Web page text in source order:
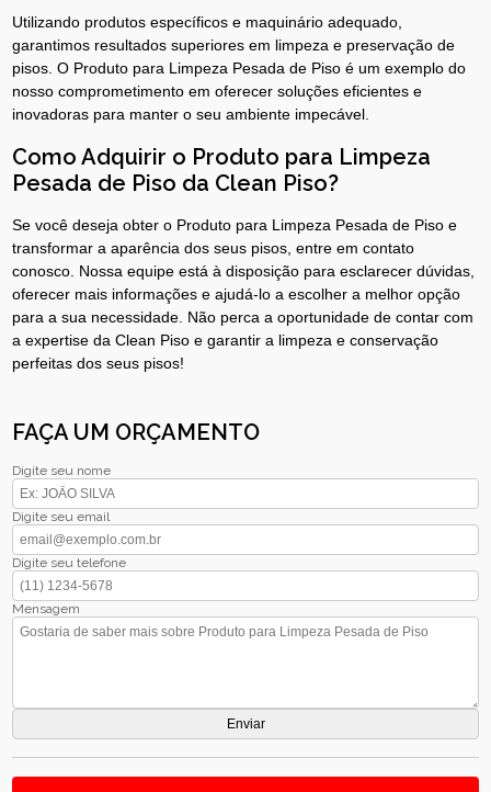
Utilizando produtos específicos e maquinário adequado,
garantimos resultados superiores em limpeza e preservação de
pisos. O Produto para Limpeza Pesada de Piso é um exemplo do
nosso comprometimento em oferecer soluções eficientes e
inovadoras para manter o seu ambiente impecável.
Como Adquirir o Produto para Limpeza
Pesada de Piso da Clean Piso?
Se você deseja obter o Produto para Limpeza Pesada de Piso e
transformar a aparência dos seus pisos, entre em contato
conosco. Nossa equipe está à disposição para esclarecer dúvidas,
oferecer mais informações e ajudá-lo a escolher a melhor opção
para a sua necessidade. Não perca a oportunidade de contar com
a expertise da Clean Piso e garantir a limpeza e conservação
perfeitas dos seus pisos!
FAÇA UM ORÇAMENTO
Digite seu nome
Digite seu email
Digite seu telefone
Mensagem